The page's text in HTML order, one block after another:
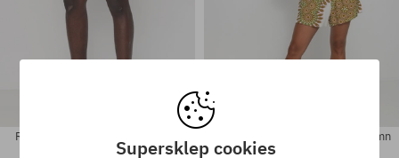
RVCA Barnes Elastic Boardshort RVCA Serotonin Rövidnadrág Wmn
Supersklep cookies